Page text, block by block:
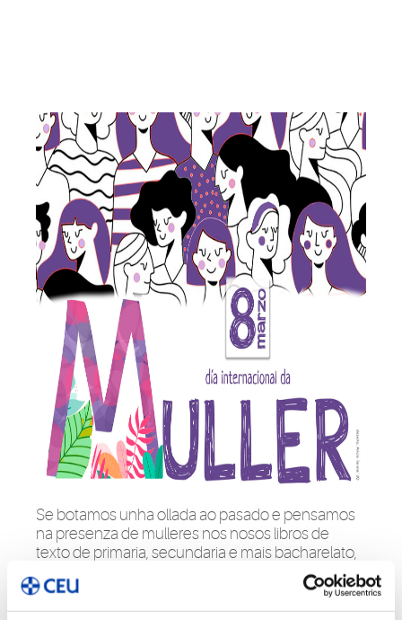
Se botamos unha ollada ao pasado e pensamos
na presenza de mulleres nos nosos libros de
texto de primaria, secundaria e mais bacharelato,
seguramente nos sobrarían os dedos dunha man
para contar cantas mulleres saían. Co obxectivo
de visibilizar o labor desas mulleres en distintos